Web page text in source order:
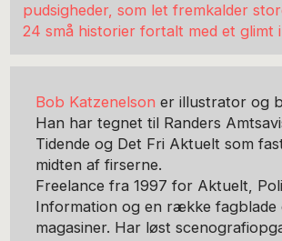
pudsigheder, som let fremkalder
24 små historier fortalt med et glimt
Bob Katzenelson er illustrator og
Han har tegnet til Randers
Tidende og Det Fri Aktuelt som
midten af firserne.
Freelance fra 1997 for Aktuelt,
Information og en række fagblade
magasiner. Har løst